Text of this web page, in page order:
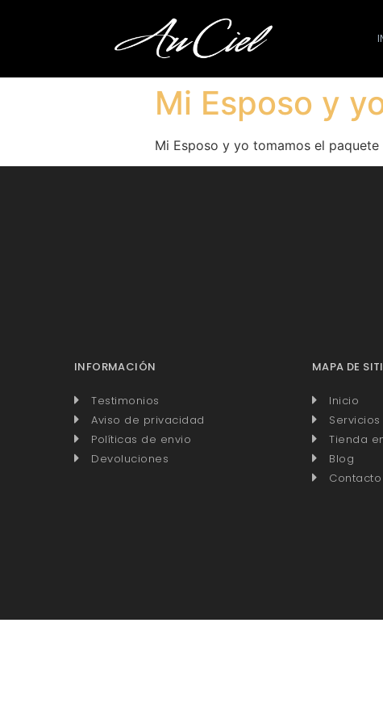
Mi Esposo y
Mi Esposo y yo tomamos el
INFORMACIÓN
Testimonios
Aviso de privacidad
Políticas de envio
Devoluciones
MAPA DE
Inicio
Servicios
Tienda
Blog
Contacto